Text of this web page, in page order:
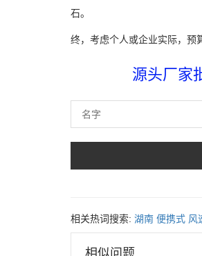
石。
终，考虑个人或企业实际，预
源头厂家
相关热词搜索: 湖南 便携式 风
相似问题